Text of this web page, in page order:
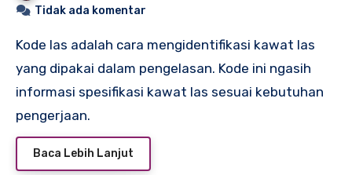
Tidak ada komentar
Kode las adalah cara mengidentifikasi kawat las
yang dipakai dalam pengelasan. Kode ini ngasih
informasi spesifikasi kawat las sesuai kebutuhan
pengerjaan.
Baca Lebih Lanjut